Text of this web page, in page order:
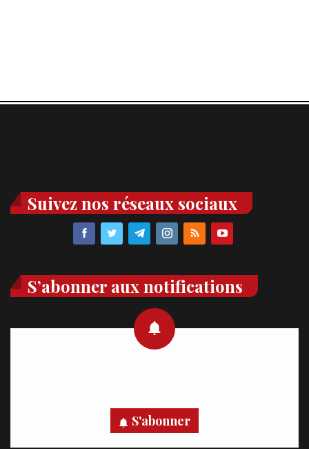
Suivez nos réseaux sociaux
S’abonner aux notifications
S'abonner